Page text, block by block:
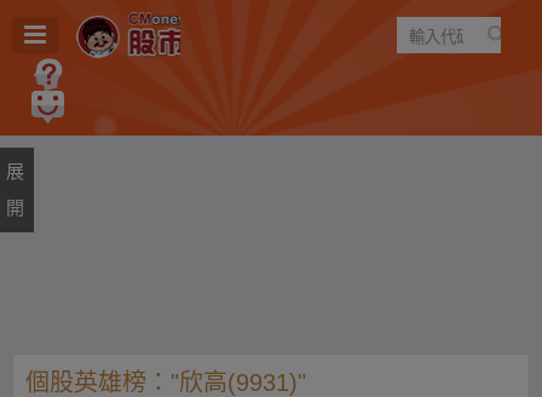
遊戲
個股英雄榜："欣高(9931)"